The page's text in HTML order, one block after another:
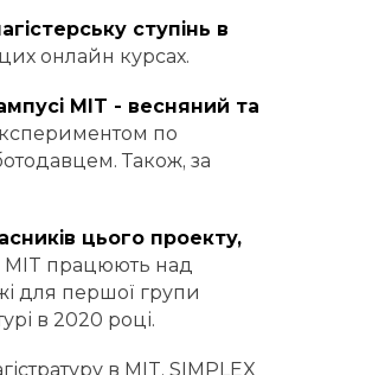
ступінь в
онлайн курсах.
MIT - весняний та
по
Також, за
цього проекту,
MIT працюють над
для першої групи
в 2020 році.
в MIT, SIMPLEX